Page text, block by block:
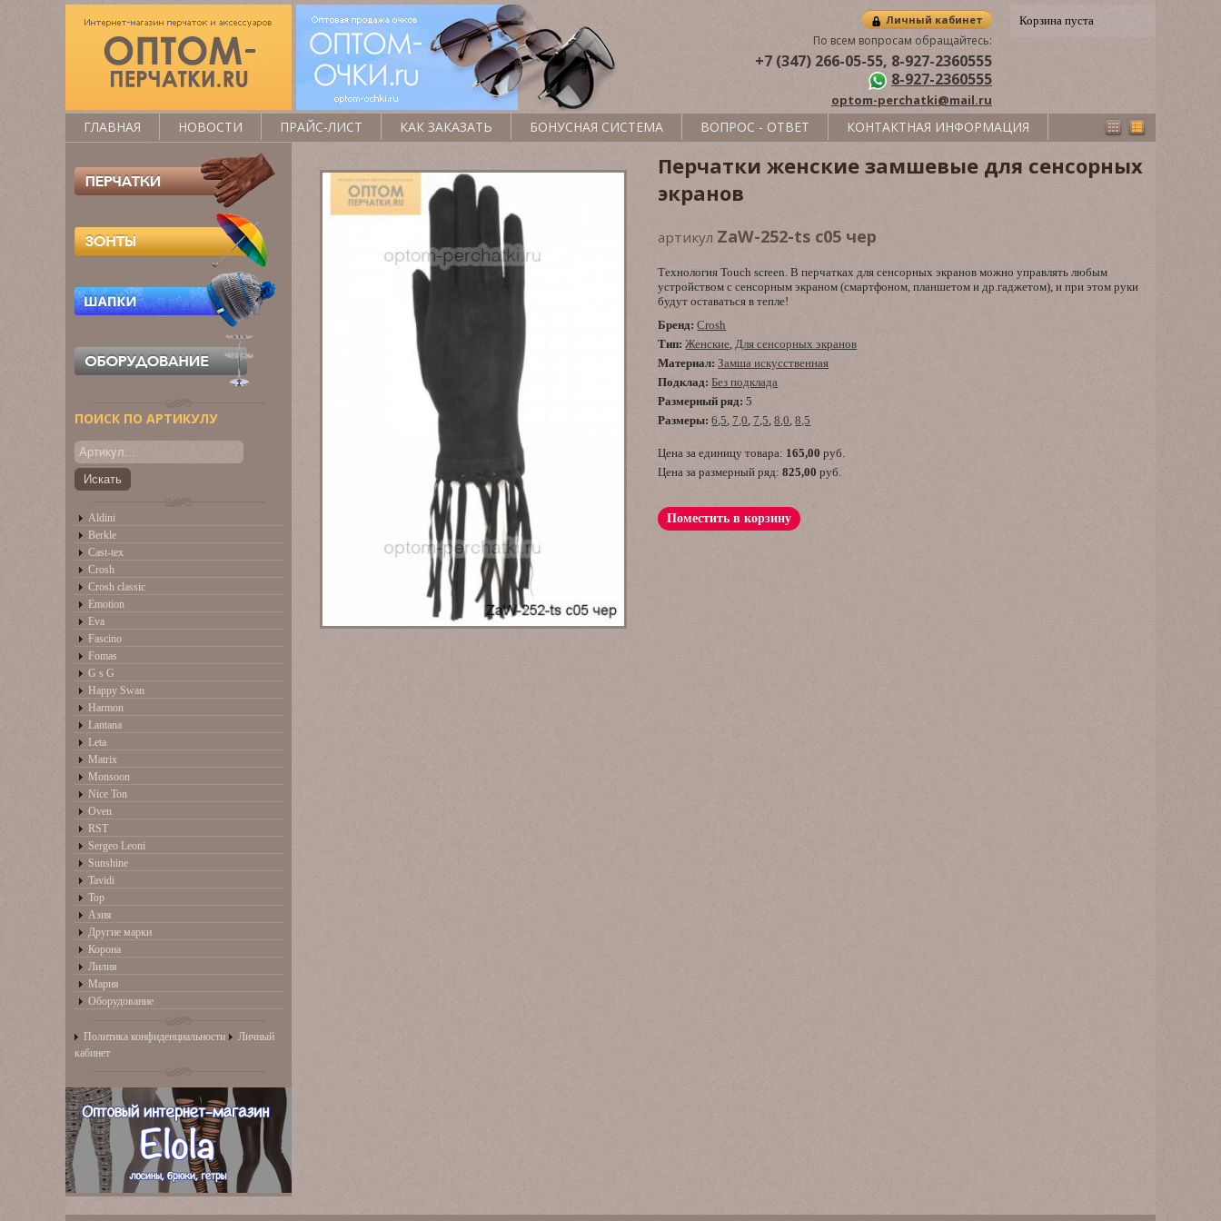
ПОИСК ПО АРТИКУЛУ
Aldini
Berkle
Cast-tex
Crosh
Crosh classic
Emotion
Eva
Fascino
Fomas
G s G
Happy Swan
Harmon
Lantana
Leta
Matrix
Monsoon
Nice Ton
Oven
RST
Sergeo Leoni
Sunshine
Tavidi
Top
Азия
Другие марки
Корона
Лилия
Мария
Оборудование
Политика конфиденциальности
Личный
кабинет
Перчатки женские замшевые для сенсорных
экранов
артикул ZaW-252-ts c05 чер
Технология Touch screen. В перчатках для сенсорных экранов можно управлять любым
устройством с сенсорным экраном (смартфоном, планшетом и др.гаджетом), и при этом руки
будут оставаться в тепле!
Бренд: Crosh
Тип: Женские,Для сенсорных экранов
Материал: Замша искусственная
Подклад: Без подклада
Размерный ряд: 5
Размеры: 6,5, 7,0, 7,5,8,0,8,5
Цена за единицу товара: 165,00 руб.
Цена за размерный ряд:825,00 руб.
Поместить в корзину
Корзина пуста
Личный кабинет
По всем вопросам обращайтесь:
+7 (347) 266-05-55, 8-927-2360555
8-927-2360555
optom-perchatki@mail.ru
ГЛАВНАЯ НОВОСТИ ПРАЙС-ЛИСТ КАК ЗАКАЗАТЬ БОНУСНАЯ СИСТЕМА ВОПРОС - ОТВЕТ КОНТАКТНАЯ ИНФОРМАЦИЯ